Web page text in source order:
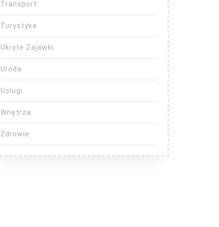
Transport
Turystyka
Ukryte Zajawki
Uroda
Usługi
Wnętrza
Zdrowie